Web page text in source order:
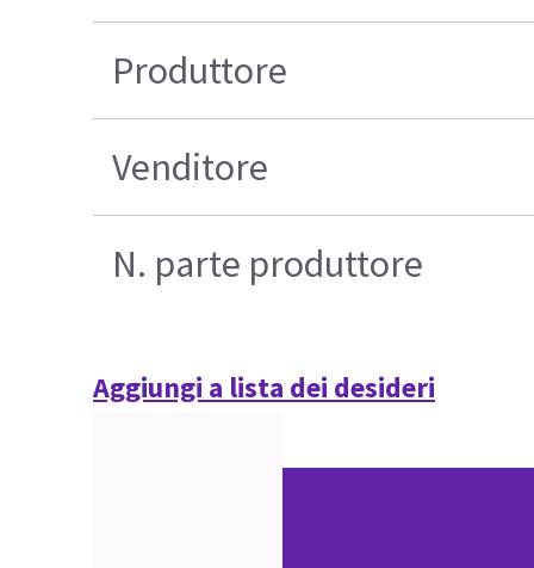
Produttore
Venditore
N. parte produttore
Aggiungi a lista dei desideri